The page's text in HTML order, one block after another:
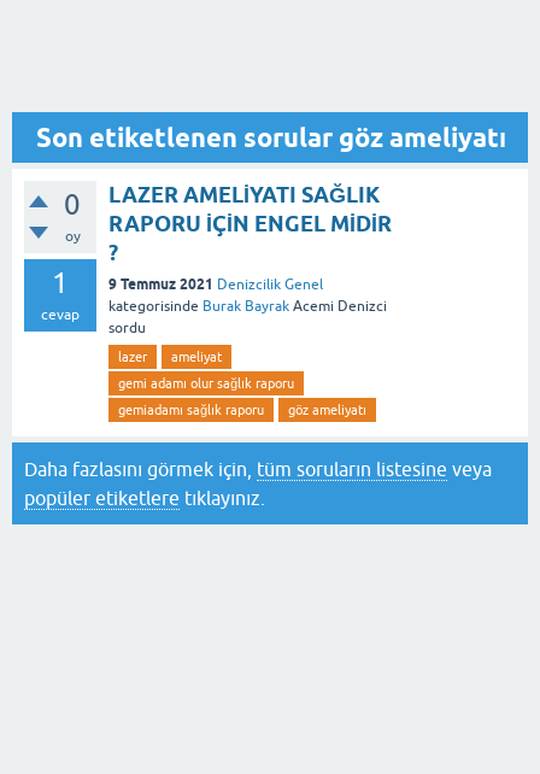
Son etiketlenen sorular göz ameliyatı
0
oy
1
cevap
LAZER AMELİYATI SAĞLIK
RAPORU İÇİN ENGEL MİDİR
?
9 Temmuz 2021 Denizcilik Genel
kategorisinde Burak Bayrak Acemi Denizci
sordu
lazer
ameliyat
gemi adamı olur sağlık raporu
gemiadamı sağlık raporu
göz ameliyatı
Daha fazlasını görmek için, tüm soruların listesine veya
popüler etiketlere tıklayınız.